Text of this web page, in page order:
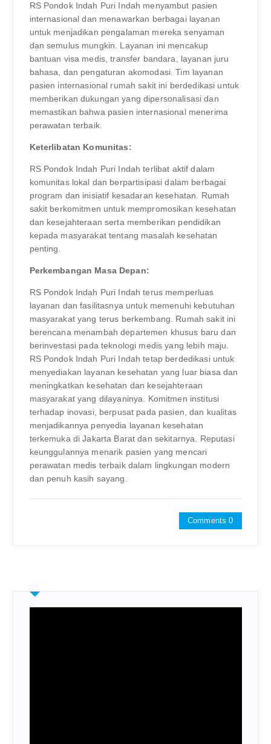
RS Pondok Indah Puri Indah menyambut pasien
internasional dan menawarkan berbagai layanan
untuk menjadikan pengalaman mereka senyaman
dan semulus mungkin. Layanan ini mencakup
bantuan visa medis, transfer bandara, layanan juru
bahasa, dan pengaturan akomodasi. Tim layanan
pasien internasional rumah sakit ini berdedikasi untuk
memberikan dukungan yang dipersonalisasi dan
memastikan bahwa pasien internasional menerima
perawatan terbaik.
Keterlibatan Komunitas:
RS Pondok Indah Puri Indah terlibat aktif dalam
komunitas lokal dan berpartisipasi dalam berbagai
program dan inisiatif kesadaran kesehatan. Rumah
sakit berkomitmen untuk mempromosikan kesehatan
dan kesejahteraan serta memberikan pendidikan
kepada masyarakat tentang masalah kesehatan
penting.
Perkembangan Masa Depan:
RS Pondok Indah Puri Indah terus memperluas
layanan dan fasilitasnya untuk memenuhi kebutuhan
masyarakat yang terus berkembang. Rumah sakit ini
berencana menambah departemen khusus baru dan
berinvestasi pada teknologi medis yang lebih maju.
RS Pondok Indah Puri Indah tetap berdedikasi untuk
menyediakan layanan kesehatan yang luar biasa dan
meningkatkan kesehatan dan kesejahteraan
masyarakat yang dilayaninya. Komitmen institusi
terhadap inovasi, berpusat pada pasien, dan kualitas
menjadikannya penyedia layanan kesehatan
terkemuka di Jakarta Barat dan sekitarnya. Reputasi
keunggulannya menarik pasien yang mencari
perawatan medis terbaik dalam lingkungan modern
dan penuh kasih sayang.
Comments 0